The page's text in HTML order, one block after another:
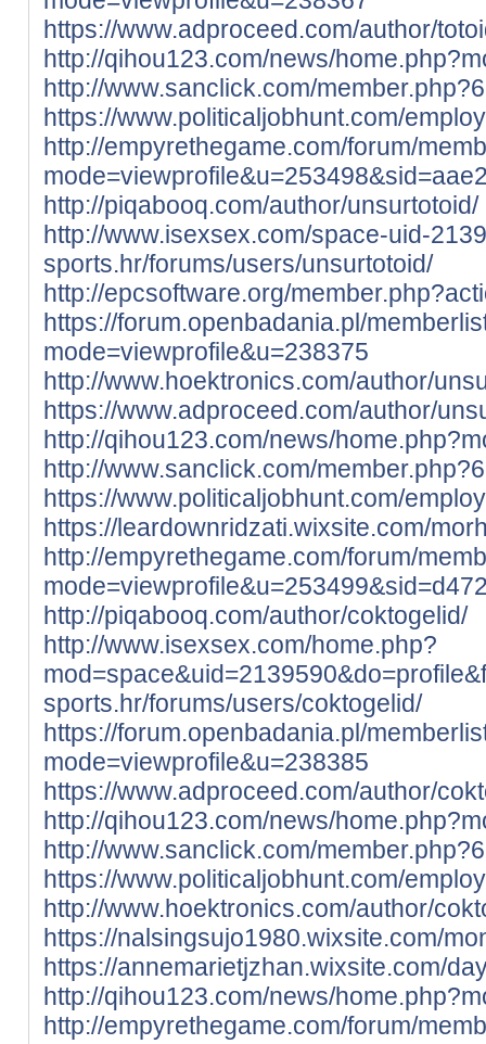
https://www.adproceed.com/author/
http://qihou123.com/news/
http://www.sanclick.com/
https://www.politicaljobhunt.com/
http://empyrethegame.com/forum/
http://piqabooq.com/author/unsurtotoid/
http://www.isexsex.com/space-uid-
sports.hr/forums/users/unsurtotoid/
http://epcsoftware.org/
https://forum.openbadania.pl/
mode=viewprofile&u=238375
http://www.hoektronics.com/author/
https://www.adproceed.com/author/
http://qihou123.com/news/
http://www.sanclick.com/
https://www.politicaljobhunt.com/
https://leardownridzati.wixsite.com/
http://empyrethegame.com/forum/
http://piqabooq.com/author/coktogelid/
http://www.isexsex.com/home.php?
sports.hr/forums/users/coktogelid/
https://forum.openbadania.pl/
mode=viewprofile&u=238385
https://www.adproceed.com/author/
http://qihou123.com/news/
http://www.sanclick.com/
https://www.politicaljobhunt.com/
http://www.hoektronics.com/author/
https://nalsingsujo1980.wixsite.com/
https://annemarietjzhan.wixsite.com/
http://qihou123.com/news/
http://empyrethegame.com/forum/